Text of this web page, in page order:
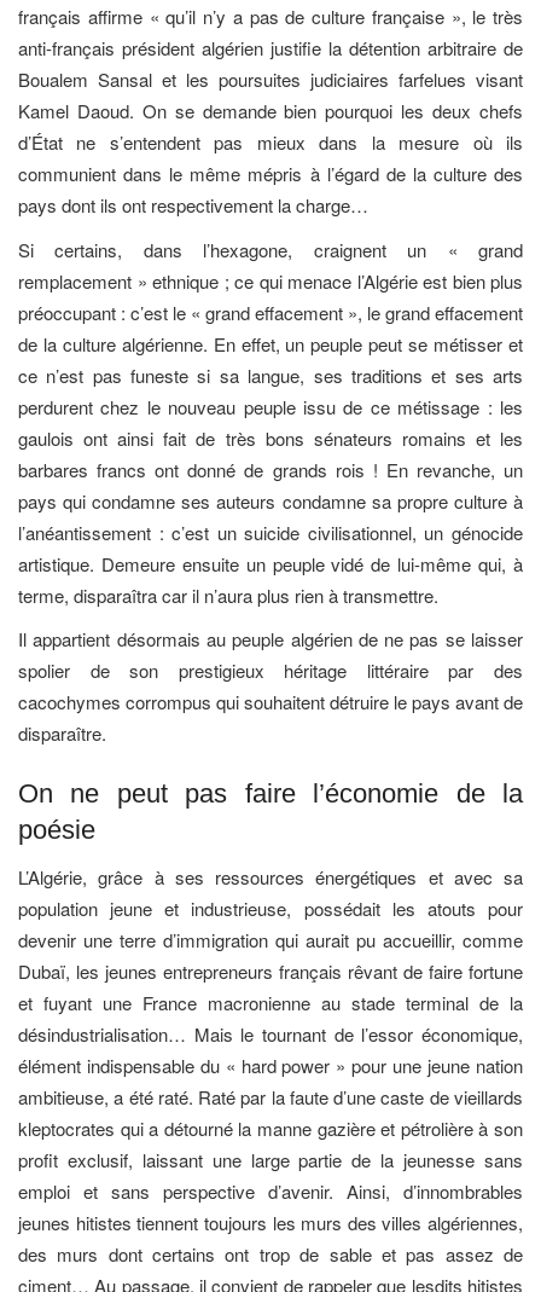
français affirme « qu’il n’y a pas de culture française », le très
anti-français président algérien justifie la détention arbitraire de
Boualem Sansal et les poursuites judiciaires farfelues visant
Kamel Daoud. On se demande bien pourquoi les deux chefs
d’État ne s’entendent pas mieux dans la mesure où ils
communient dans le même mépris à l’égard de la culture des
pays dont ils ont respectivement la charge…
Si certains, dans l’hexagone, craignent un « grand
remplacement » ethnique ; ce qui menace l’Algérie est bien plus
préoccupant : c’est le « grand effacement », le grand effacement
de la culture algérienne. En effet, un peuple peut se métisser et
ce n’est pas funeste si sa langue, ses traditions et ses arts
perdurent chez le nouveau peuple issu de ce métissage : les
gaulois ont ainsi fait de très bons sénateurs romains et les
barbares francs ont donné de grands rois ! En revanche, un
pays qui condamne ses auteurs condamne sa propre culture à
l’anéantissement : c’est un suicide civilisationnel, un génocide
artistique. Demeure ensuite un peuple vidé de lui-même qui, à
terme, disparaîtra car il n’aura plus rien à transmettre.
Il appartient désormais au peuple algérien de ne pas se laisser
spolier de son prestigieux héritage littéraire par des
cacochymes corrompus qui souhaitent détruire le pays avant de
disparaître.
On ne peut pas faire l’économie de la
poésie
L’Algérie, grâce à ses ressources énergétiques et avec sa
population jeune et industrieuse, possédait les atouts pour
devenir une terre d’immigration qui aurait pu accueillir, comme
Dubaï, les jeunes entrepreneurs français rêvant de faire fortune
et fuyant une France macronienne au stade terminal de la
désindustrialisation… Mais le tournant de l’essor économique,
élément indispensable du « hard power » pour une jeune nation
ambitieuse, a été raté. Raté par la faute d’une caste de vieillards
kleptocrates qui a détourné la manne gazière et pétrolière à son
profit exclusif, laissant une large partie de la jeunesse sans
emploi et sans perspective d’avenir. Ainsi, d’innombrables
jeunes hitistes tiennent toujours les murs des villes algériennes,
des murs dont certains ont trop de sable et pas assez de
ciment… Au passage, il convient de rappeler que lesdits hitistes